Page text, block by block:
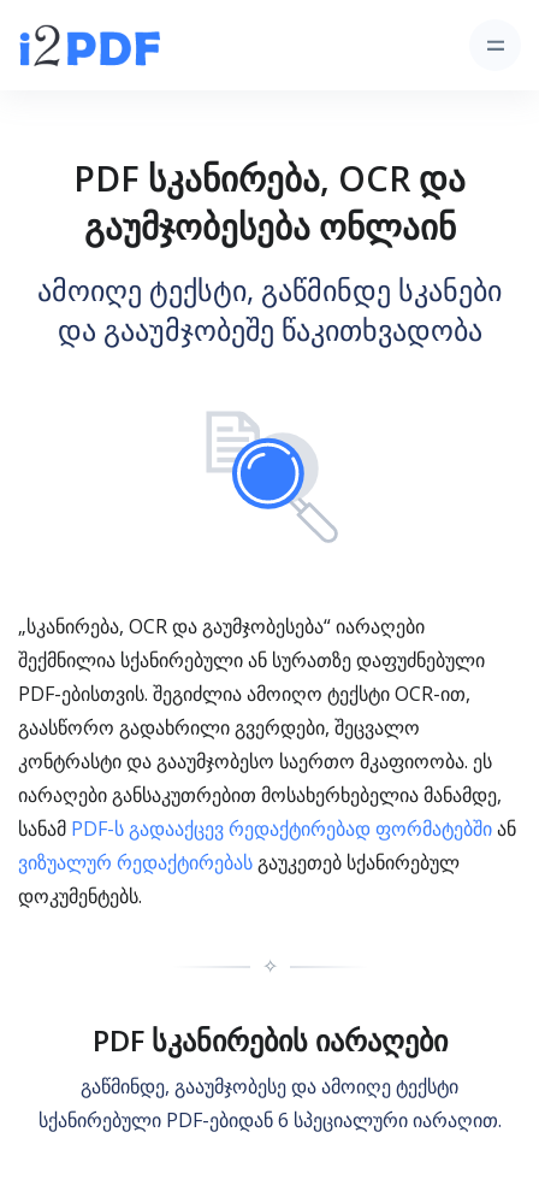
PDF სკანირება, OCR და
გაუმჯობესება ონლაინ
ამოიღე ტექსტი, გაწმინდე სკანები
და გააუმჯობეშე წაკითხვადობა
„სკანირება, OCR და გაუმჯობესება“ იარაღები
შექმნილია სქანირებული ან სურათზე დაფუძნებული
PDF-ებისთვის. შეგიძლია ამოიღო ტექსტი OCR-ით,
გაასწორო გადახრილი გვერდები, შეცვალო
კონტრასტი და გააუმჯობესო საერთო მკაფიოობა. ეს
იარაღები განსაკუთრებით მოსახერხებელია მანამდე,
სანამ PDF-ს გადააქცევ რედაქტირებად ფორმატებშიან
ვიზუალურ რედაქტირებასგაუკეთებ სქანირებულ
დოკუმენტებს.
✧
PDF სკანირების იარაღები
გაწმინდე, გააუმჯობესე და ამოიღე ტექსტი
სქანირებული PDF-ებიდან 6 სპეციალური იარაღით.